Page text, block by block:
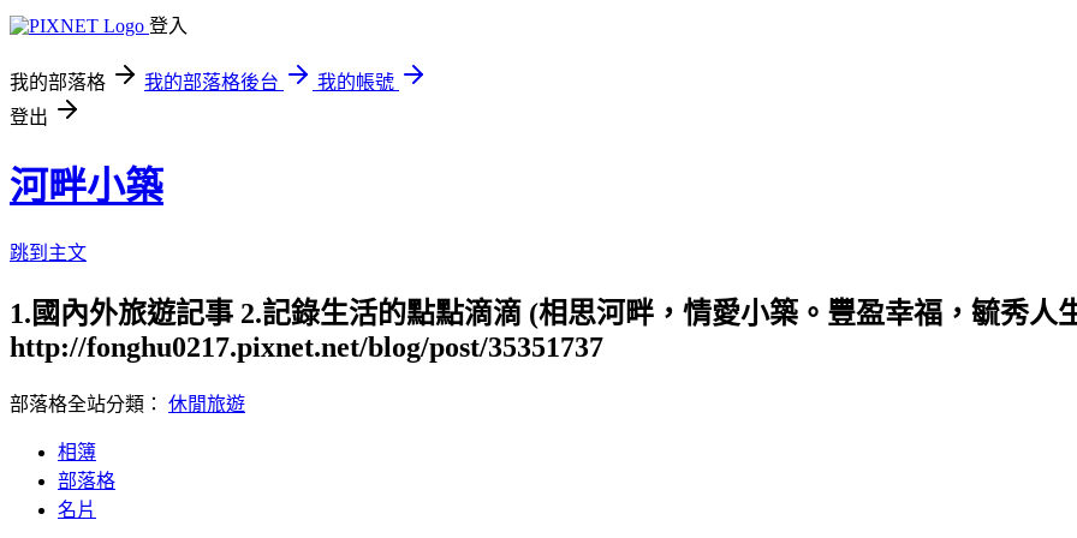
登入
我的部落格 我的部落格後台
我的帳號
登出
河畔小築
跳到主文
1.國內外旅遊記事 2.記錄生活的點點滴滴 (相思河畔，情愛小築。豐盈幸福，毓秀人
http://fonghu0217.pixnet.net/blog/post/35351737
部落格全站分類： 休閒旅遊
相簿
部落格
名片